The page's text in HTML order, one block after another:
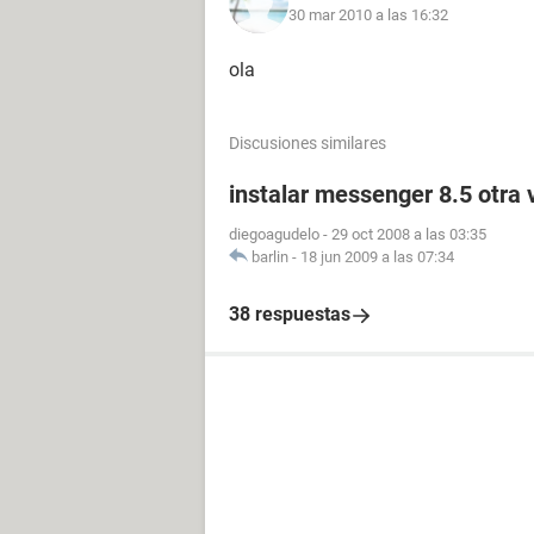
30 mar 2010 a las 16:32
ola
Discusiones similares
instalar messenger 8.5 otra
diegoagudelo - 29 oct 2008 a las 03:35
barlin - 18 jun 2009 a las 07:34
38 respuestas